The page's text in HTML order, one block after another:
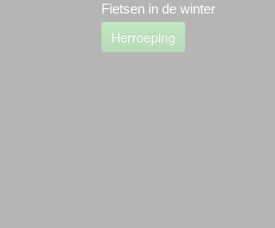
Fietsen in de winter
Herroeping